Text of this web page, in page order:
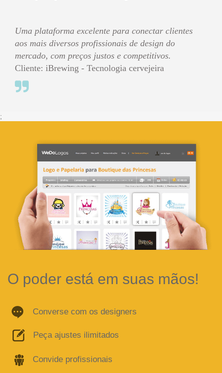
Uma plataforma excelente para conectar clientes
aos mais diversos profissionais de design do
mercado, com preços justos e competitivos.
Cliente: iBrewing - Tecnologia cervejeira
;
O poder está em suas mãos!
Converse com os designers
Peça ajustes ilimitados
Convide profissionais